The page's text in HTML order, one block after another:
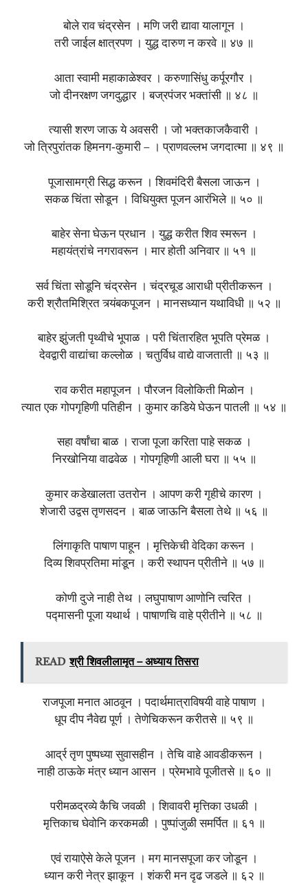
बोले राव चंद्रसेन । मणि जरी द्यावा यालागून ।
तरी जाईल क्षात्रपण । युद्ध दारुण न करवे ॥ ४७ ॥
आता स्वामी महाकाळेश्वर । करुणासिंधु कर्पूरगौर ।
जो दीनरक्षण जगदुद्धार । बज्रपंजर भक्तांसी ॥ ४८ ॥
त्यासी शरण जाऊ ये अवसरी । जो भक्तकाजकैवारी ।
जो त्रिपुरांतक हिमनग-कुमारी – । प्राणवल्लभ जगदात्मा ॥ ४९ ॥
पूजासामग्री सिद्ध करून । शिवमंदिरी बैसला जाऊन ।
सकळ चिंता सोडून । विधियुक्त पूजन आरंभिले ॥ ५० ॥
बाहेर सेना घेऊन प्रधान । युद्ध करीत शिव स्मरून ।
महायंत्रांचे नगरावरून । मार होती अनिवार ॥ ५१ ॥
सर्व चिंता सोडूनि चंद्रसेन । चंद्रचूड आराधी प्रीतीकरून ।
करी श्रौतमिश्रित त्र्यंबकपूजन । मानसध्यान यथाविधी ॥ ५२ ॥
बाहेर झुंजती पृथ्वीचे भूपाळ । परी चिंतारहित भूपति प्रेमळ ।
देवद्वारी वाद्यांचा कल्लोळ । चतुर्विध वाद्ये वाजताती ॥ ५३ ॥
राव करीत महापूजन । पौरजन विलोकिती मिळोन ।
त्यात एक गोपगृहिणी पतिहीन । कुमार कडिये घेऊन पातली ॥ ५४ ॥
सहा वर्षांचा बाळ । राजा पूजा करिता पाहे सकळ ।
निरखोनिया वाढवेळ । गोपगृहिणी आली घरा ॥ ५५ ॥
कुमार कडेखालता उतरोन । आपण करी गृहीचे कारण ।
शेजारी उद्वस तृणसदन । बाळ जाऊनि बैसला तेथे ॥ ५६ ॥
लिंगाकृति पाषाण पाहून । मृत्तिकेची वेदिका करून ।
दिव्य शिवप्रतिमा मांडून । करी स्थापन प्रीतीने ॥ ५७ ॥
कोणी दुजे नाही तेथ । लघुपाषाण आणोनि त्वरित ।
पद्मासनी पूजा यथार्थ । पाषाणचि वाहे प्रीतीने ॥ ५८ ॥
READ श्री शिवलीलामृत – अध्याय तिसरा
राजपूजा मनात आठवून । पदार्थमात्राविषयी वाहे पाषाण ।
धूप दीप नैवेद्य पूर्ण । तेणेचिकरून करीतसे ॥ ५९ ॥
आर्द्र तृण पुष्पध्या सुवासहीन । तेचि वाहे आवडीकरून ।
नाही ठाऊके मंत्र ध्यान आसन । प्रेमभावे पूजीतसे ॥ ६० ॥
परीमळद्रव्ये कैचि जवळी । शिवावरी मृत्तिका उधळी ।
मृत्तिकाच घेवोनि करकमळी । पुष्पांजुळी समर्पित ॥ ६१ ॥
एवं रायाऐसे केले पूजन । मग मानसपूजा कर जोडून ।
ध्यान करी नेत्र झाकून । शंकरी मन दृढ जडले ॥ ६२ ॥